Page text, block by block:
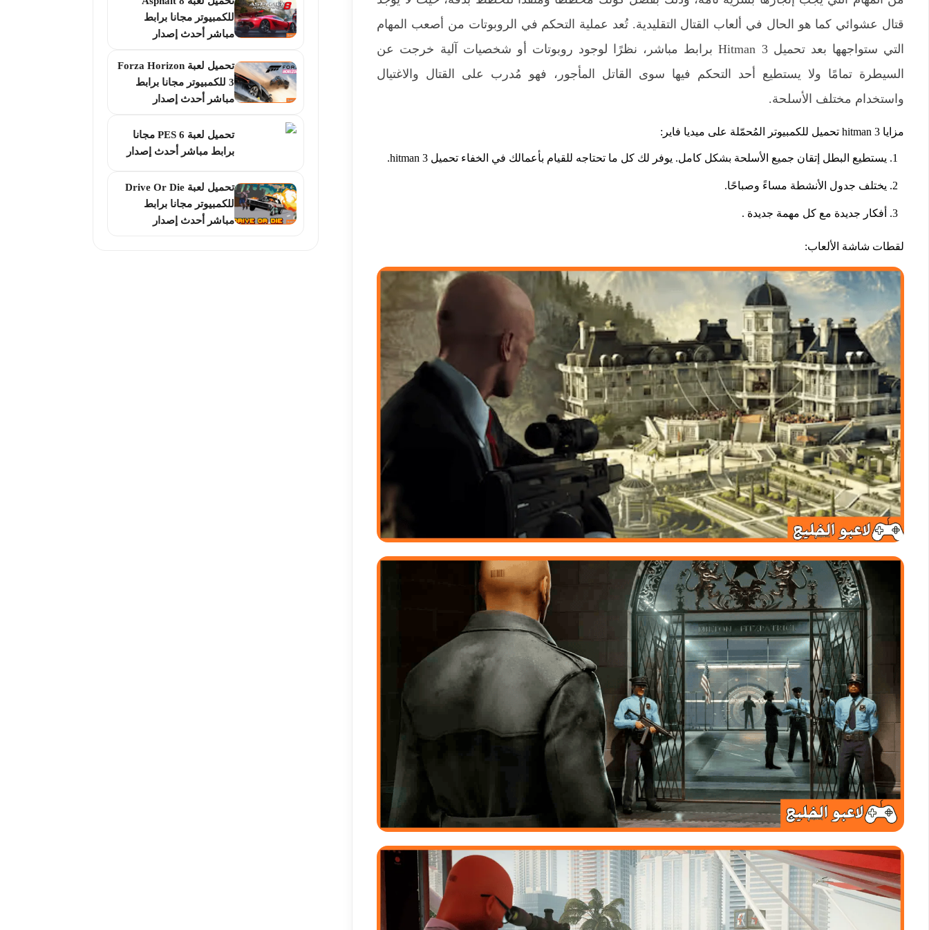
قتال عشوائي كما هو الحال في ألعاب القتال التقليدية. تُعد عملية التحكم في الروبوتات من أصعب المهام
التي ستواجهها بعد تحميل Hitman 3 برابط مباشر، نظرًا لوجود روبوتات أو شخصيات آلية خرجت عن
السيطرة تمامًا ولا يستطيع أحد التحكم فيها سوى القاتل المأجور، فهو مُدرب على القتال والاغتيال
واستخدام مختلف الأسلحة.
مزايا hitman 3 تحميل للكمبيوتر المُحمّلة على ميديا ​​فاير:
يستطيع البطل إتقان جميع الأسلحة بشكل كامل. يوفر لك كل ما تحتاجه للقيام بأعمالك في الخفاء تحميل hitman 3.
يختلف جدول الأنشطة مساءً وصباحًا.
أفكار جديدة مع كل مهمة جديدة .
لقطات شاشة الألعاب:
للكمبيوتر مجانا برابط
مباشر أحدث إصدار
تحميل لعبة Forza Horizon
3 للكمبيوتر مجانا برابط
مباشر أحدث إصدار
تحميل لعبة PES 6 مجانا
برابط مباشر أحدث إصدار
تحميل لعبة Drive Or Die
للكمبيوتر مجانا برابط
مباشر أحدث إصدار